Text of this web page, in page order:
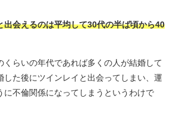
出会えるのは平均して30代の半ば頃から40
くらいの年代であれば多くの人が結婚して
した後にツインレイと出会ってしまい、運
に不倫関係になってしまうというわけで